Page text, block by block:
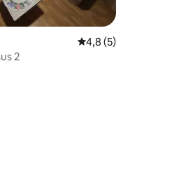
4 მიმოხილვა
საშუალო
4,8 (5)
2